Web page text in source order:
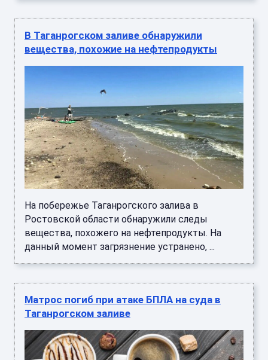
В Таганрогском заливе обнаружили
вещества, похожие на нефтепродукты
На побережье Таганрогского залива в
Ростовской области обнаружили следы
вещества, похожего на нефтепродукты. На
данный момент загрязнение устранено, ...
Матрос погиб при атаке БПЛА на суда в
Таганрогском заливе